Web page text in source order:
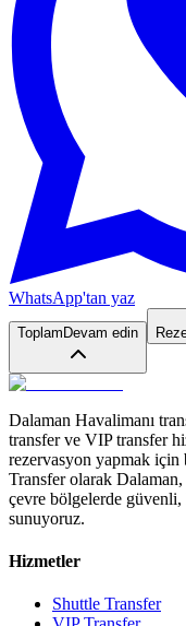
WhatsApp'tan yaz
Toplam Devam edin
Dalaman Havalimanı
transfer ve VIP transfer
rezervasyon yapmak
Transfer olarak
çevre bölgelerde güvenli,
sunuyoruz.
Hizmetler
Shuttle Transfer